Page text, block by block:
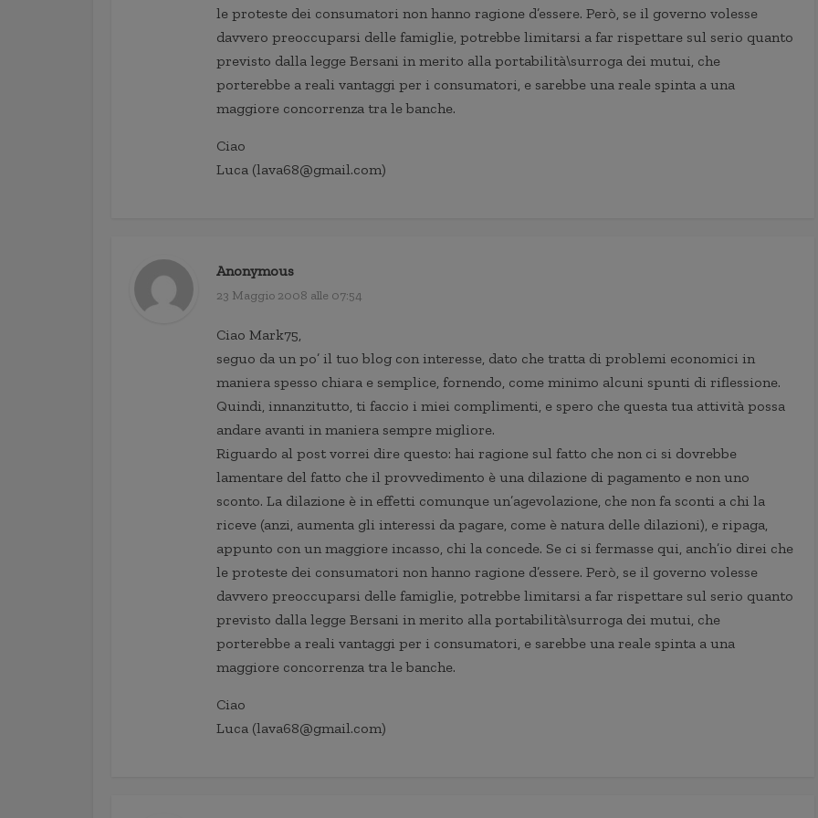
le proteste dei consumatori non hanno ragione d’essere. Però, se il governo volesse
davvero preoccuparsi delle famiglie, potrebbe limitarsi a far rispettare sul serio quanto
previsto dalla legge Bersani in merito alla portabilità\surroga dei mutui, che
porterebbe a reali vantaggi per i consumatori, e sarebbe una reale spinta a una
maggiore concorrenza tra le banche.
Ciao
Luca (lava68@gmail.com)
Anonymous
23 Maggio 2008 alle 07:54
Ciao Mark75,
seguo da un po’ il tuo blog con interesse, dato che tratta di problemi economici in
maniera spesso chiara e semplice, fornendo, come minimo alcuni spunti di riflessione.
Quindi, innanzitutto, ti faccio i miei complimenti, e spero che questa tua attività possa
andare avanti in maniera sempre migliore.
Riguardo al post vorrei dire questo: hai ragione sul fatto che non ci si dovrebbe
lamentare del fatto che il provvedimento è una dilazione di pagamento e non uno
sconto. La dilazione è in effetti comunque un’agevolazione, che non fa sconti a chi la
riceve (anzi, aumenta gli interessi da pagare, come è natura delle dilazioni), e ripaga,
appunto con un maggiore incasso, chi la concede. Se ci si fermasse qui, anch’io direi che
le proteste dei consumatori non hanno ragione d’essere. Però, se il governo volesse
davvero preoccuparsi delle famiglie, potrebbe limitarsi a far rispettare sul serio quanto
previsto dalla legge Bersani in merito alla portabilità\surroga dei mutui, che
porterebbe a reali vantaggi per i consumatori, e sarebbe una reale spinta a una
maggiore concorrenza tra le banche.
Ciao
Luca (lava68@gmail.com)